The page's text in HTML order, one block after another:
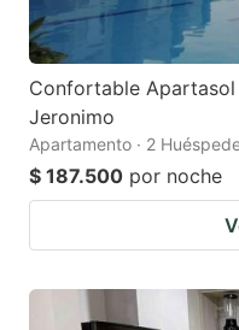
Confortable
Jeronimo
Apartamento · 2
$ 187.500 por noche